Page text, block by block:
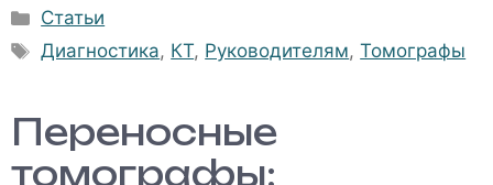
Рубрики
Статьи
Метки
Диагностика, КТ, Руководителям,Томографы
Переносные
томографы: